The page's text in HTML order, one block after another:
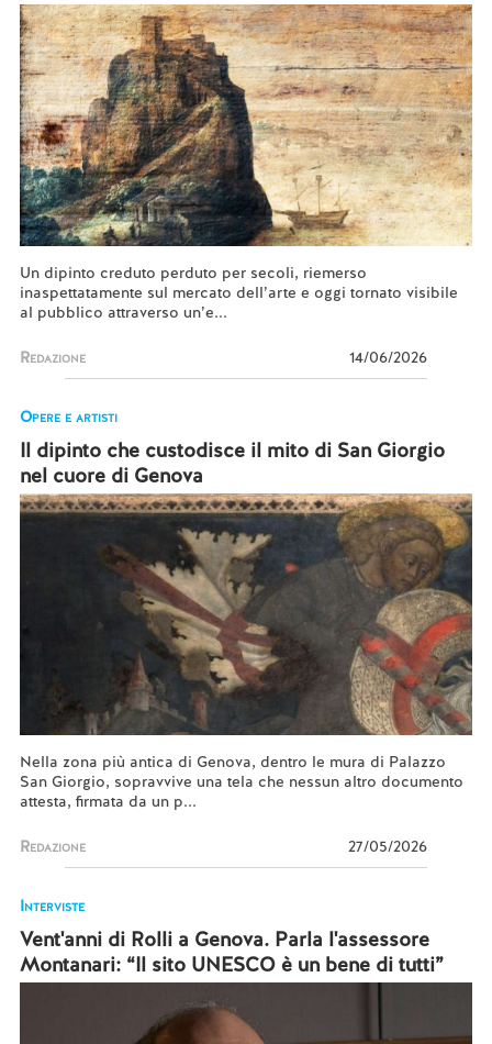
Un dipinto creduto perduto per secoli, riemerso
inaspettatamente sul mercato dell’arte e oggi tornato visibile
al pubblico attraverso un’e...
Redazione 14/06/2026
Opere e artisti
Il dipinto che custodisce il mito di San Giorgio
nel cuore di Genova
Nella zona più antica di Genova, dentro le mura di Palazzo
San Giorgio, sopravvive una tela che nessun altro documento
attesta, firmata da un p...
Redazione 27/05/2026
Interviste
Vent'anni di Rolli a Genova. Parla l'assessore
Montanari: “Il sito UNESCO è un bene di tutti”